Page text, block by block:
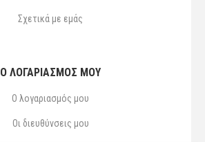
Σχετικά με εμάς
Ο ΛΟΓΑΡΙΑΣΜΌΣ ΜΟΥ
Ο λογαριασμός μου
Οι διευθύνσεις μου